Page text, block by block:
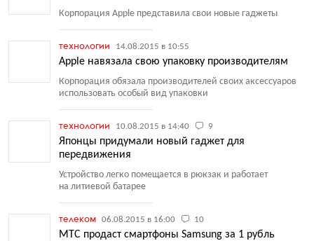
Корпорация Apple представила свои новые гаджеты
технологии 14.08.2015 в 10:55
Apple навязала свою упаковку производителям
Корпорация обязала производителей своих аксессуаров
использовать особый вид упаковки
технологии 10.08.2015 в 14:40 9
Японцы придумали новый гаджет для
передвижения
Устройство легко помещается в рюкзак и работает
на литиевой батарее
телеком 06.08.2015 в 16:00 10
МТС продаст смартфоны Samsung за 1 рубль